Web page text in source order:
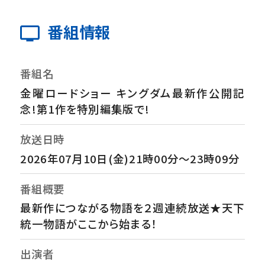
番組情報
番組名
金曜ロードショー キングダム最新作公開記
念!第1作を特別編集版で!
放送日時
2026年07月10日(金)21時00分～23時09分
番組概要
最新作につながる物語を２週連続放送★天下
統一物語がここから始まる！
出演者